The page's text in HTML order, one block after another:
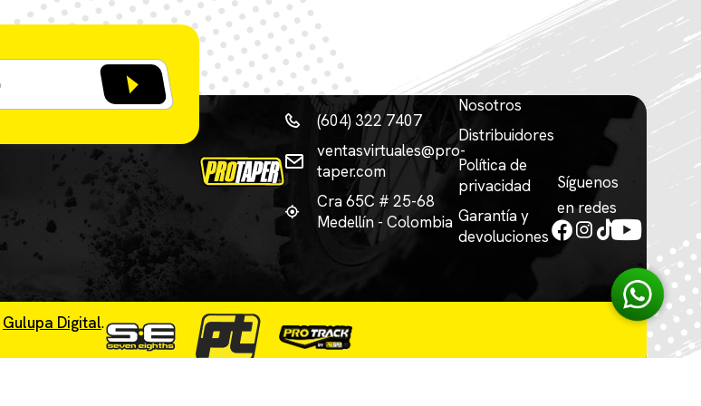
(604) 322 7407
ventasvirtuales@pro-
taper.com
Cra 65C # 25-68
Medellín - Colombia
Nosotros
Distribuidores
Política de
privacidad
Garantía y
devoluciones
Síguenos
en redes
Gulupa Digital.